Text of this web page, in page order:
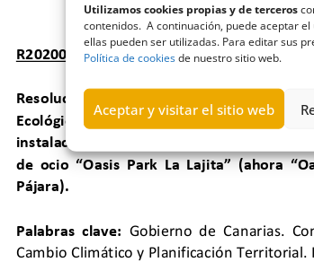
Utilizamos cookies propias y de terceros
contenidos. A continuación, puede aceptar
ellas pueden ser utilizadas. Para editar sus
Política de cookiesde nuestro sitio web.
Aceptar y visitar el sitio web